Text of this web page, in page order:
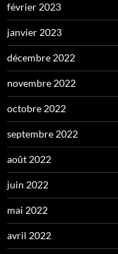
février 2023
janvier 2023
décembre 2022
novembre 2022
octobre 2022
septembre 2022
août 2022
juin 2022
mai 2022
avril 2022